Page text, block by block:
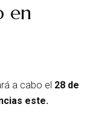
en
a cabo el 28 de
este.